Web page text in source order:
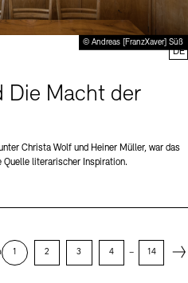
© Andreas [FranzXaver] Süß
Die Macht der
Christa Wolf und Heiner Müller, war das
Quelle literarischer Inspiration.
DE
1 2 3 4 – 14